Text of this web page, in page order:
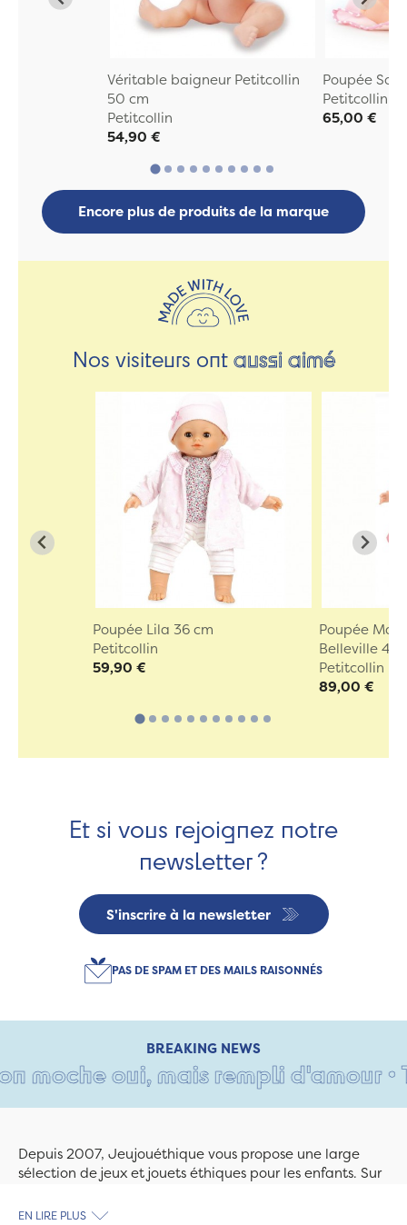
Véritable baigneur Petitcollin
50 cm
Petitcollin
54,90 €
Poupée
Petitcollin
65,00 €
Encore plus de produits de la marque
Nos visiteurs ontaussi aimé
Poupée Lila 36 cm
Petitcollin
59,90 €
Poupée
Belleville 40
Petitcollin
89,00 €
Et si vous rejoignez notre
newsletter ?
S'inscrire à la newsletter
PAS DE SPAM ET DES MAILS RAISONNÉS
BREAKING NEWS
oui, mais rempli d'amour •
Depuis 2007, Jeujouéthique vous propose une large
sélection de jeux et jouets éthiques pour les enfants. Sur
découvrez le plus grand choix de jouets en bois
EN LIRE PLUS